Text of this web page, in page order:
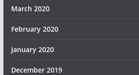
March 2020
February 2020
January 2020
December 2019